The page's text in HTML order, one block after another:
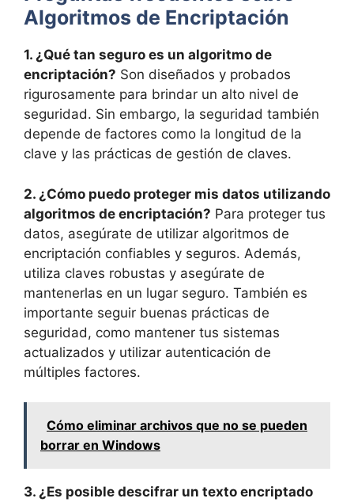
Algoritmos de Encriptación
1. ¿Qué tan seguro es un algoritmo de
encriptación? Son diseñados y probados
rigurosamente para brindar un alto nivel de
seguridad. Sin embargo, la seguridad también
depende de factores como la longitud de la
clave y las prácticas de gestión de claves.
2. ¿Cómo puedo proteger mis datos utilizando
algoritmos de encriptación? Para proteger tus
datos, asegúrate de utilizar algoritmos de
encriptación confiables y seguros. Además,
utiliza claves robustas y asegúrate de
mantenerlas en un lugar seguro. También es
importante seguir buenas prácticas de
seguridad, como mantener tus sistemas
actualizados y utilizar autenticación de
múltiples factores.
Cómo eliminar archivos que no se pueden
borrar en Windows
3. ¿Es posible descifrar un texto encriptado